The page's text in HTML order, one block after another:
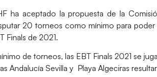
ha aceptado la propuesta de la
20 torneos como mínimo para poder
Finals de 2021.
de torneos, las EBT Finals 2021 se
Andalucía Sevilla y Playa Algeciras